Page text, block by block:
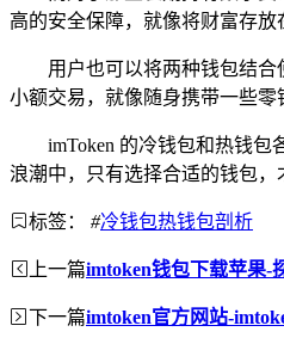
高的安全保障，就像将财富存
用户也可以将两种钱包结
小额交易，就像随身携带一些零
imToken 的冷钱包和热钱
浪潮中，只有选择合适的钱包，
标签： #冷钱包热钱包剖析
上一篇imtoken钱包下载苹果-
下一篇imtoken官方网站-